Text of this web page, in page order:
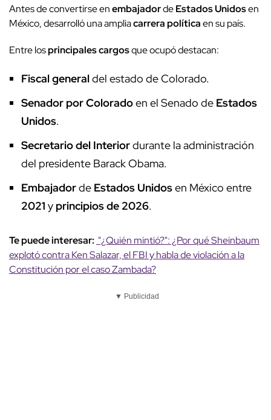
Antes de convertirse enembajadordeEstados Unidosen
México, desarrolló una ampliacarrera políticaen su país.
Entre losprincipales cargosque ocupó destacan:
Fiscal generaldel estado de Colorado.
Senador por Coloradoen el Senado de Estados
Unidos.
Secretario del Interiordurante la administración
del presidente Barack Obama.
Embajadorde Estados Unidosen México entre
2021 y principios de 2026.
Te puede interesar: "¿Quién mintió?": ¿Por qué Sheinbaum
explotó contra Ken Salazar, el FBI y habla de violación a la
Constitución por el caso Zambada?
▼ Publicidad